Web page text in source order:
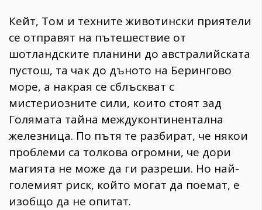
Кейт, Том и техните животински приятели
се отправят на пътешествие от
шотландските планини до австралийската
пустош, та чак до дъното на Берингово
море, а накрая се сблъскват с
мистериозните сили, които стоят зад
Голямата тайна междуконтинентална
железница. По пътя те разбират, че някои
проблеми са толкова огромни, че дори
магията не може да ги разреши. Но най-
големият риск, който могат да поемат, е
изобщо да не опитат.